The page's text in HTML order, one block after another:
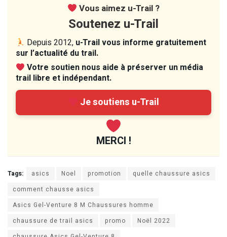
Vous aimez u-Trail ?
Soutenez u-Trail
Depuis 2012, u-Trail vous informe gratuitement
sur l’actualité du trail.
Votre soutien nous aide à préserver un média
trail libre et indépendant.
Je soutiens u-Trail
MERCI !
Tags: asics Noel promotion
quelle chaussure asics
comment chausse asics
Asics Gel-Venture 8 M Chaussures homme
chaussure de trail asics
promo
Noël 2022